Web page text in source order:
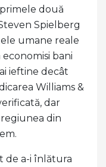
două
Spielberg
umane reale
bani
ieftine decât
Williams &
dar
din
de a-i înlătura